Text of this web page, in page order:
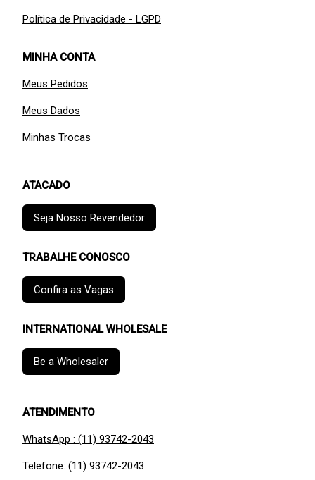
Política de Privacidade - LGPD
MINHA CONTA
Meus Pedidos
Meus Dados
Minhas Trocas
ATACADO
Seja Nosso Revendedor
TRABALHE CONOSCO
Confira as Vagas
INTERNATIONAL WHOLESALE
Be a Wholesaler
ATENDIMENTO
WhatsApp : (11) 93742-2043
Telefone: (11) 93742-2043